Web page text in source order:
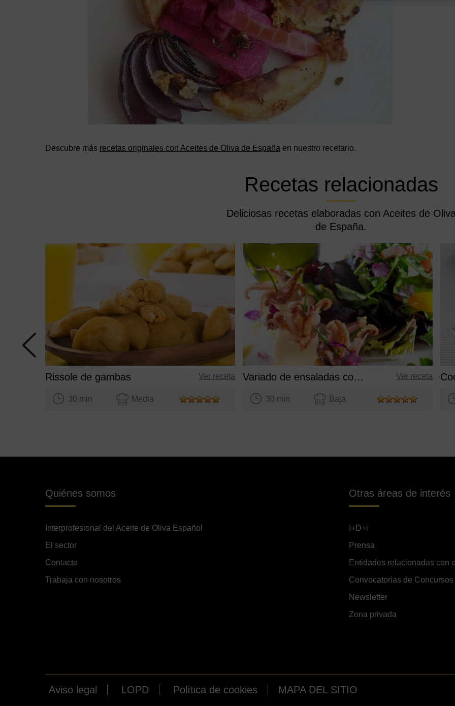
Descubre más recetas originales con Aceites de Oliva de España en nuestro recetario.
Recetas relacionadas
Deliciosas recetas elaboradas con Aceites de
de España.
Rissole de gambas Ver receta
30 min Media
Variado de ensaladas con calamarcitos salteados Ver receta
30 min Baja
Quiénes somos
Interprofesional del Aceite de Oliva Español
El sector
Contacto
Trabaja con nosotros
Otras áreas de interés
I+D+i
Prensa
Entidades relacionadas con
Convocatorias de Concursos
Newsletter
Zona privada
Aviso legal LOPD Política de cookies MAPA DEL SITIO